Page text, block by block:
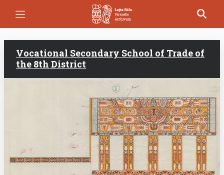
Vocational Secondary School of Trade of
the 8th District